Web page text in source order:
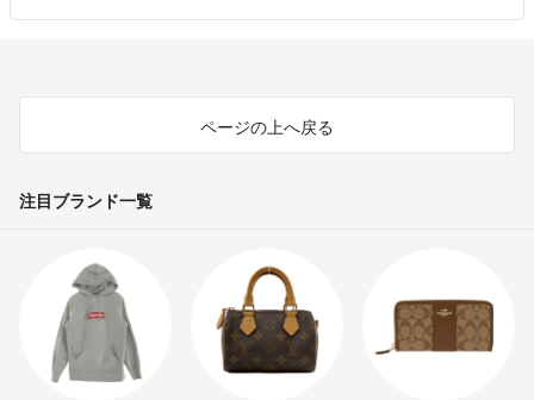
ページの上へ戻る
注目ブランド一覧